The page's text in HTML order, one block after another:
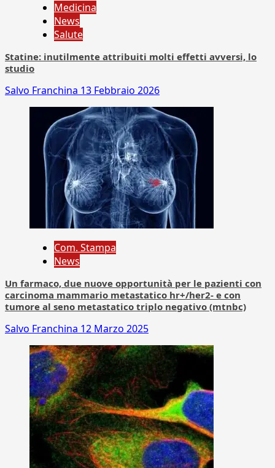
Medicina
News
Salute
Statine: inutilmente attribuiti molti effetti avversi, lo
studio
Salvo Franchina 13 Febbraio 2026
Com. Stampa
News
Un farmaco, due nuove opportunità per le pazienti con
carcinoma mammario metastatico hr+/her2- e con
tumore al seno metastatico triplo negativo (mtnbc)
Salvo Franchina 12 Marzo 2025